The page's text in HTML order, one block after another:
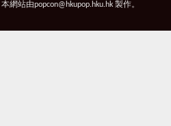
網站由popcon@hkupop.hku.hk 製作。